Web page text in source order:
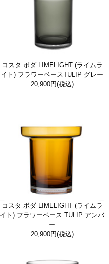
コスタ ボダ LIMELIGHT (ライムラ
イト) フラワーベースTULIP グレー
20,900円(税込)
コスタ ボダ LIMELIGHT (ライムラ
イト) フラワーベース TULIP アンバ
ー
20,900円(税込)